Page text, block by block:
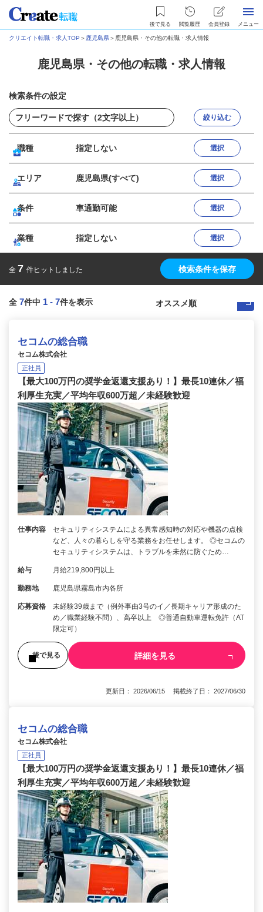
後で見る 閲覧履歴 会員登録 メニュー
クリエイト転職・求人TOP ＞ 鹿児島県＞ 鹿児島県・その他の転職・求人情報
鹿児島県・その他の転職・求人情報
検索条件の設定
絞り込む
職種 指定しない 選択
エリア 鹿児島県(すべて) 選択
条件 車通勤可能 選択
業種 指定しない 選択
全 7 件ヒットしました 検索条件を保存
全 7件中 1 - 7件を表示
セコムの総合職
セコム株式会社
正社員
【最大100万円の奨学金返還支援あり！】最長10連休／福
利厚生充実／平均年収600万超／未経験歓迎
仕事内容
セキュリティシステムによる異常感知時の対応や機器の点検
など、人々の暮らしを守る業務をお任せします。 ◎セコムの
セキュリティシステムは、トラブルを未然に防ぐため…
給与 月給219,800円以上
勤務地 鹿児島県霧島市内各所
応募資格
未経験39歳まで（例外事由3号のイ／長期キャリア形成のた
め／職業経験不問）、高卒以上 ◎普通自動車運転免許（AT
限定可）
後で見る 詳細を見る
更新日： 2026/06/15 掲載終了日： 2027/06/30
セコムの総合職
セコム株式会社
正社員
【最大100万円の奨学金返還支援あり！】最長10連休／福
利厚生充実／平均年収600万超／未経験歓迎